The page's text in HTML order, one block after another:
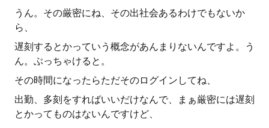
うん。その厳密にね、その出社会あるわけでもないか
ら、
遅刻するとかっていう概念があんまりないんですよ。う
ん。ぶっちゃけると。
その時間になったらただそのログインしてね、
出勤、多刻をすればいいだけなんで、まぁ厳密には遅刻
とかってものはないんですけど、